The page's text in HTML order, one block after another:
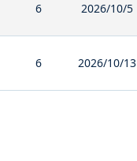
6 2026/10/5
6 2026/10/13